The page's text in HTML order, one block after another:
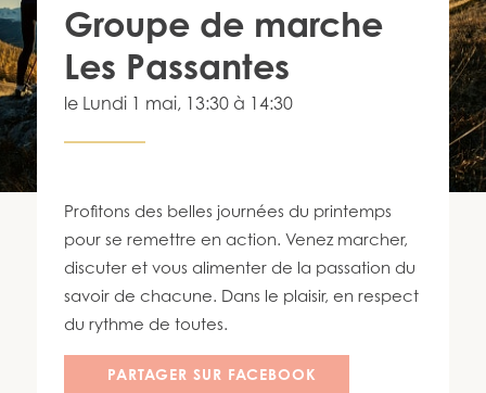
ÊTRE MEMBRE
S’IMPLIQUER
INFO-LETTRE
450 447-3576
Groupe de marche
Les Passantes
le Lundi 1 mai, 13:30 à 14:30
Profitons des belles journées du printemps
pour se remettre en action. Venez marcher,
discuter et vous alimenter de la passation du
savoir de chacune. Dans le plaisir, en respect
du rythme de toutes.
PARTAGER SUR FACEBOOK